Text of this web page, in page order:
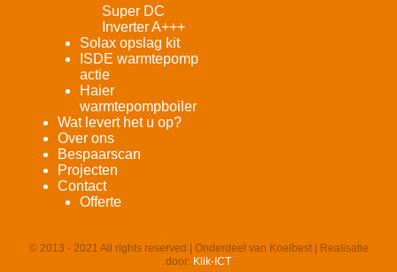
Super DC
Inverter A+++
Solax opslag kit
ISDE warmtepomp
actie
Haier
warmtepompboiler
Wat levert het u op?
Over ons
Bespaarscan
Projecten
Contact
Offerte
© 2013 - 2021 All rights reserved | Onderdeel van Koelbest | Realisatie
door: Klik-ICT